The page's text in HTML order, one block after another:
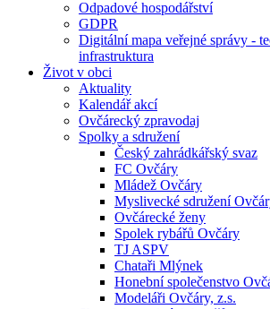
Odpadové hospodářství
GDPR
Digitální mapa veřejné správy -
infrastruktura
Život v obci
Aktuality
Kalendář akcí
Ovčárecký zpravodaj
Spolky a sdružení
Český zahrádkářský svaz
FC Ovčáry
Mládež Ovčáry
Myslivecké sdružení
Ovčárecké ženy
Spolek rybářů Ovčáry
TJ ASPV
Chataři Mlýnek
Honební společenstvo
Modeláři Ovčáry, z.s.